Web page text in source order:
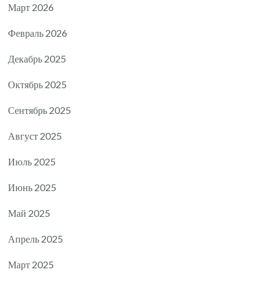
Март 2026
Февраль 2026
Декабрь 2025
Октябрь 2025
Сентябрь 2025
Август 2025
Июль 2025
Июнь 2025
Май 2025
Апрель 2025
Март 2025